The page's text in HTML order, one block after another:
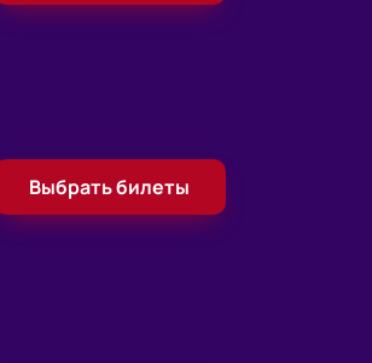
Выбрать билеты